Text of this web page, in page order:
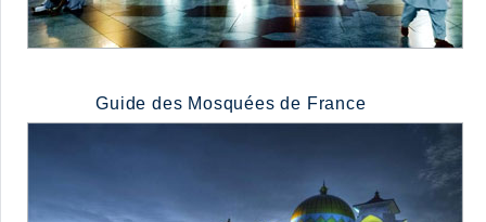
Guide des Mosquées de France